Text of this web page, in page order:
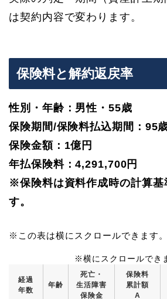
は契約内容で変わります。
保険料と解約返戻率
性別・年齢：男性・55歳
保険期間/保険料払込期間：95
保険金額：1億円
年払保険料：4,291,700円
※保険料は資料作成時の計算基
す。
※この表は横にスクロールできます。
経過
年数
年齢
死亡・
生活障害
保険金
保険料
累計額
A